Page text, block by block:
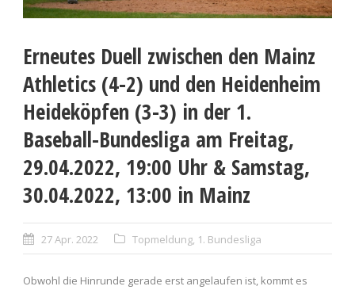
Erneutes Duell zwischen den Mainz
Athletics (4-2) und den Heidenheim
Heideköpfen (3-3) in der 1.
Baseball-Bundesliga am Freitag,
29.04.2022, 19:00 Uhr & Samstag,
30.04.2022, 13:00 in Mainz
27 Apr. 2022 Topmeldung, 1. Bundesliga
Obwohl die Hinrunde gerade erst angelaufen ist, kommt es